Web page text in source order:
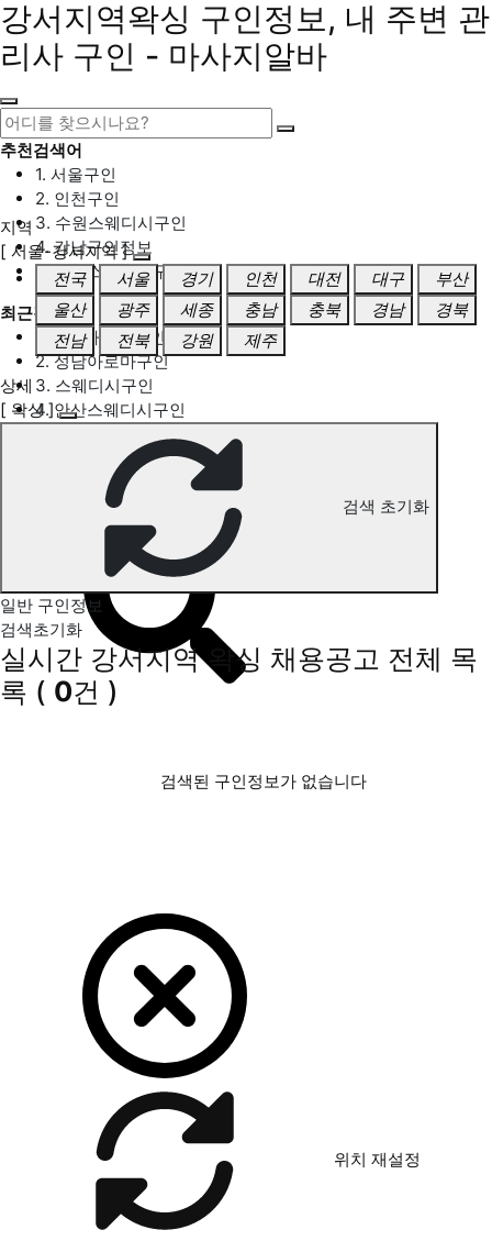
강서지역왁싱 구인정보, 내 주변 관
리사 구인 - 마사지알바
추천검색어
1. 서울구인
2. 인천구인
3. 수원스웨디시구인
4. 강남구인정보
5. 동탄스웨디시구인
최근검색어
1. 일산마사지구인
2. 성남아로마구인
3. 스웨디시구인
4. 안산스웨디시구인
강서지역 왁싱 구인정보
지역
[ 서울-강서지역 ]
전국
서울 경기 인천 대전 대구
부산
울산
광주 세종 충남 충북 경남
경북
전남
전북 강원 제주
상세
[ 왁싱 ]
검색 초기화
일반 구인정보
검색초기화
실시간 강서지역 왁싱 채용공고 전체 목
록 ( 0건 )
검색된 구인정보가 없습니다
위치 재설정